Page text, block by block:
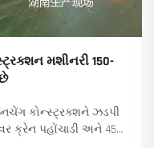
મશીનરી 150-
કોન્સ્ટ્રક્શને ઝડપી
ક્રેન પહોંચાડી અને 45+